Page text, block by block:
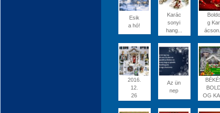
Esik
a hó!
Karác
sonyi
hang...
Boldo
g Kar
2016.
12.
26
Az ün
nep
OG